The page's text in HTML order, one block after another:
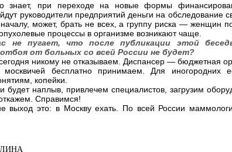
знает, при переходе на новые формы
руководители предприятий деньги на обследование
может, брать не всех, а группу риска — женщин
процессы в организме возникают чаще.
не пугает, что после публикации этой
от больных со всей России не будет?
никому не отказываем. Диспансер — бюджетная
москвичей бесплатно принимаем. Для иногородних
копейки.
будет наплыв, привлечем специалистов, загрузим
Справимся!
выход это: в Москву ехать. По всей России